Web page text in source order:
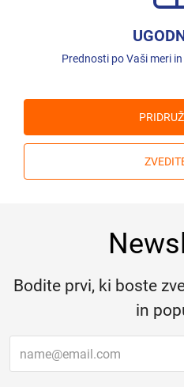
Prednosti po Vaši meri
Bodite prvi, ki boste
in